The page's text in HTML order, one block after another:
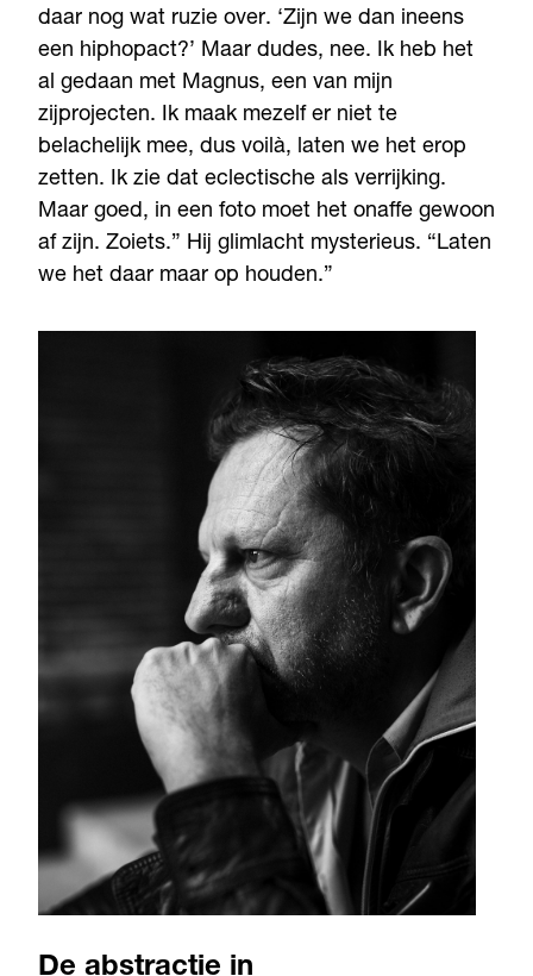
daar nog wat ruzie over. ‘Zijn we dan ineens
een hiphopact?’ Maar dudes, nee. Ik heb het
al gedaan met Magnus, een van mijn
zijprojecten. Ik maak mezelf er niet te
belachelijk mee, dus voilà, laten we het erop
zetten. Ik zie dat eclectische als verrijking.
Maar goed, in een foto moet het onaffe gewoon
af zijn. Zoiets.” Hij glimlacht mysterieus. “Laten
we het daar maar op houden.”
De abstractie in